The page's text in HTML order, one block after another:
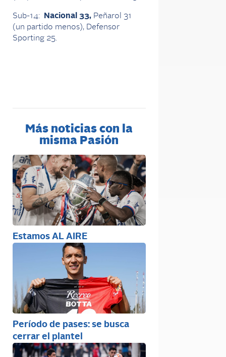
Sub-14: Nacional 33, Peñarol 31
(un partido menos), Defensor
Sporting 25.
Más noticias con la
misma Pasión
Estamos AL AIRE
Período de pases: se busca
cerrar el plantel